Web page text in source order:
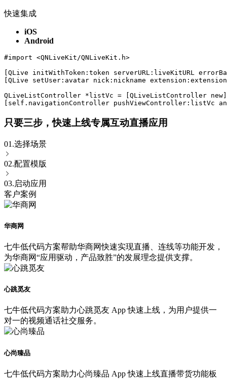
快速集成
iOS
Android
#import <QNLiveKit/QNLiveKit.h>
[QLive initWithToken:token serverURL:liveKitURL
[QLive setUser:avatar nick:nickname
QLiveListController *listVc = [QLiveListController
[self.navigationController pushViewController:listVc
只要三步，快速上线专属互动直播应用
01.选择场景
02.配置模版
03. 启动应用
客户案例
华商网
七牛低代码方案帮助华商网快速实现直播、连线等功能开发，
为华商网“应用驱动，产品致胜”的发展理念提供支撑。
心跳觅友
七牛低代码方案助力心跳觅友 App 快速上线，为用户提供一
对一的视频通话社交服务。
心尚臻品
七牛低代码方案助力心尚臻品 App 快速上线直播带货功能板